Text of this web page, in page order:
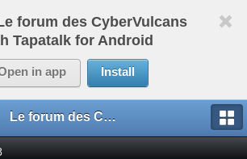
forum des CyberVulcans
Tapatalk for Android
in app Install
Le forum des CyberVulcans